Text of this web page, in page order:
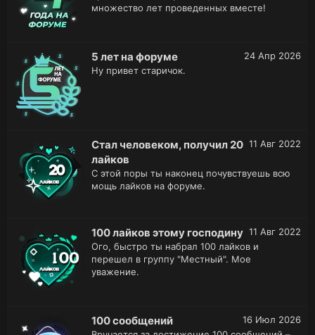
множество лет проведенных вместе!
24 Апр 2026
5 лет на форуме
Ну привет старичок.
11 Авг 2022
Стал человеком, получил 20
лайков
С этой поры ты наконец почувствуешь всю
мощь лайков на форуме.
11 Авг 2022
100 лайков этому господину
Ого, быстро ты набрал 100 лайков и
перешел в группу "Местный". Мое
уважение.
16 Июл 2026
100 сообщений